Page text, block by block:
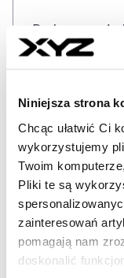
Niniejsza strona
Chcąc ułatwić Ci
wykorzystujemy
Twoim
Pliki te są
zainteresowań
pomagają nam
doskonalić
Podczas
Polsce
treści
seksualnych
obnażonych
Liczba
Abuse
proc., a w